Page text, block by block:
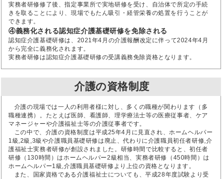
実務者研修修了後、指定事業所で実地研修を受け、自治体で所定の手続
きを取ることにより、現場でもたん吸引・経管栄養の処置を行うことが
できます。
④義務化される認知症介護基礎研修を免除される
認知症介護基礎研修は、2021年4月の介護報酬改定に伴って2024年4月
から完全に義務化されます。
実務者研修は認知症介護基礎研修の受講義務免除資格となります。
介護の資格制度
介護の現場では一人の利用者様に対し、多くの職種が関わります（多
職種連携）。たとえば医師、看護師、理学療法士等の医療従事者、ケア
マネージャーや介護福祉士等の介護従事者です。
この中で、介護の資格制度は平成25年4月に見直され、ホームヘルパー
1級,2級,3級や介護職員基礎研修は廃止、代わりに介護職員初任者研修,介
護福祉士実務者研修が創設されました。研修時間で比較すると、初任者
研修（130時間）はホームヘルパー2級相当、実務者研修（450時間）は
ホームヘルパー1級,介護職員基礎研修より上位の資格となります。
また、国家資格である介護福祉士についても、平成28年度試験より受